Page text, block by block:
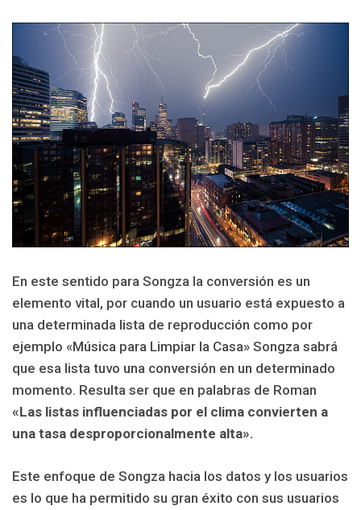
En este sentido para Songza la conversión es un
elemento vital, por cuando un usuario está expuesto a
una determinada lista de reproducción como por
ejemplo «Música para Limpiar la Casa» Songza sabrá
que esa lista tuvo una conversión en un determinado
momento. Resulta ser que en palabras de Roman
«Las listas influenciadas por el clima convierten a
una tasa desproporcionalmente alta».
Este enfoque de Songza hacia los datos y los usuarios
es lo que ha permitido su gran éxito con sus usuarios